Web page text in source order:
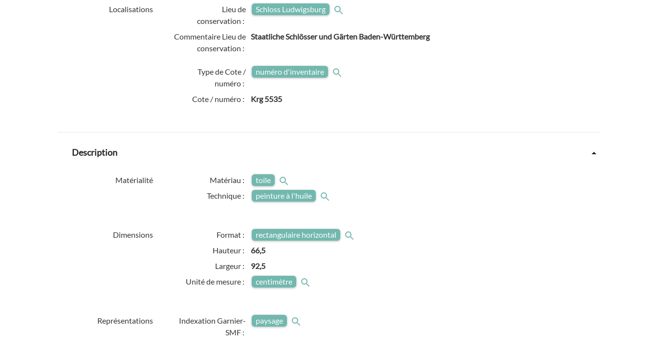
Localisations
Lieu de
conservation :
Schloss Ludwigsburg
Commentaire Lieu de
conservation :
Staatliche Schlösser und Gärten Baden-Württemberg
Type de Cote /
numéro :
numéro d'inventaire
Cote / numéro : Krg 5535
Description
Matérialité Matériau :
toile
Technique :
peinture à l'huile
Dimensions Format :
rectangulaire horizontal
Hauteur :
66,5
Largeur :
92,5
Unité de mesure :
centimètre
Représentations
Indexation Garnier-
SMF :
paysage